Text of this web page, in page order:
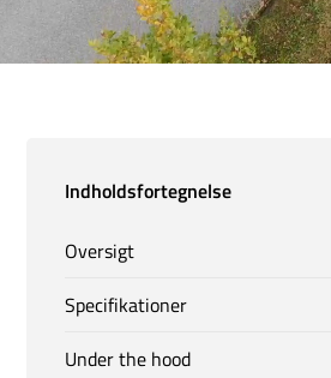
Indholdsfortegnelse
Oversigt
Specifikationer
Under the hood